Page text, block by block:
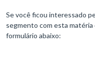
Se você ficou interessado
segmento com esta matéria
formulário abaixo: